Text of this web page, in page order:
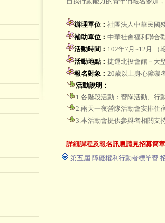
辦理單位： 社團法人中華民國
補助單位： 中華社會福利聯合
活動時間： 102年7月~12月 （
活動地點： 捷運北投會館－大
報名對象： 20歲以上身心障礙
活動說明：
1.各階段活動：營隊活動、行
2.兩天一夜營隊活動會安排住宿
3.本活動會提供參與者相關支
詳細課程及報名訊息請見招募簡章
第五屆 障礙權利行動者標竿營